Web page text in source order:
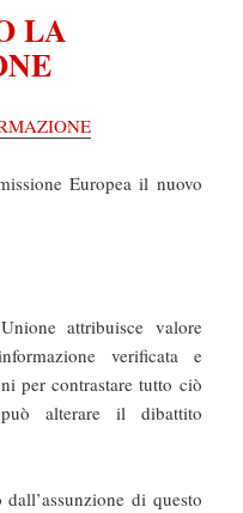
LA
Europea il nuovo
attribuisce valore
verificata e
per contrastare tutto ciò
alterare il dibattito
di questo